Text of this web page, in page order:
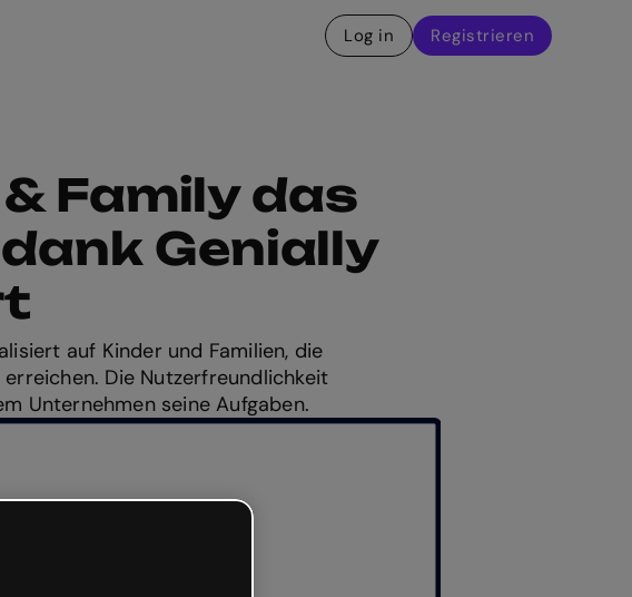
Log in Registrieren
Family das
Genially
auf Kinder und Familien, die
Die Nutzerfreundlichkeit
Unternehmen seine Aufgaben.